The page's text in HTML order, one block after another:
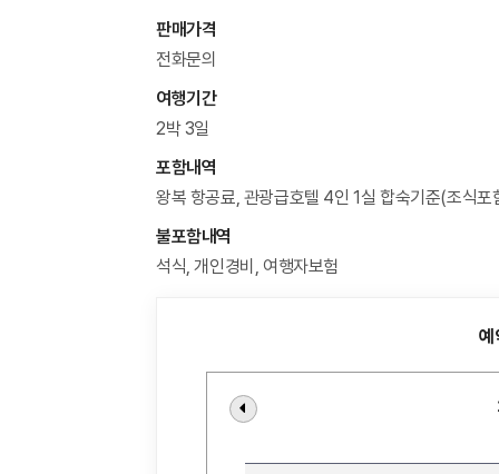
판매가격
전화문의
여행기간
2박 3일
포함내역
왕복 항공료, 관광급호텔 4인 1실 합숙기준(조식포
불포함내역
석식, 개인경비, 여행자보험
예